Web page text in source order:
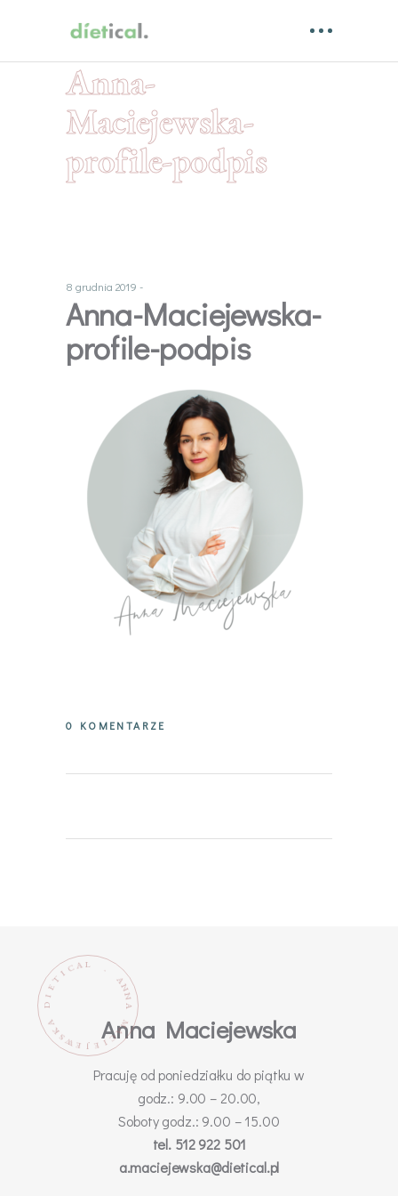
Anna-
Maciejewska-
profile-podpis
8 grudnia 2019
Anna-Maciejewska-
profile-podpis
0 KOMENTARZE
D
I
E
T
I C A L
A
N
N
A
M
A
C
I
E
J
E
W
S
K
A Anna Maciejewska
Pracuję od poniedziałku do piątku w
godz.: 9.00 – 20.00,
Soboty godz.: 9.00 – 15.00
tel. 512 922 501
a.maciejewska@dietical.pl